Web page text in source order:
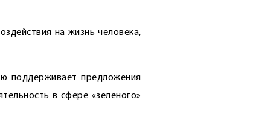
на жизнь человека,
поддерживает предложения
в сфере «зелёного»